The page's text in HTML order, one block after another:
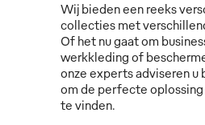
Wij bieden een reeks
collecties met
Of het nu gaat om
werkkleding of
onze experts adviseren u
om de perfecte
te vinden.